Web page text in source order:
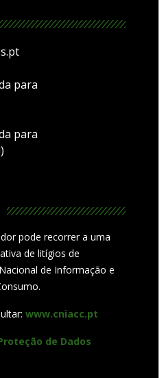
para
para
pode recorrer a uma
de litígios de
de Informação e
www.cniacc.pt
de Dados